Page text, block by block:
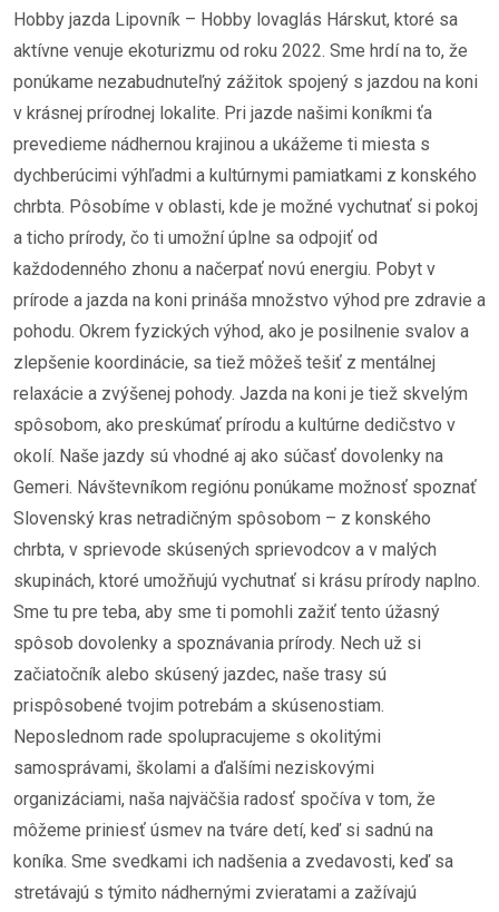
Hobby jazda Lipovník – Hobby lovaglás Hárskut, ktoré sa
aktívne venuje ekoturizmu od roku 2022. Sme hrdí na to, že
ponúkame nezabudnuteľný zážitok spojený s jazdou na koni
v krásnej prírodnej lokalite. Pri jazde našimi koníkmi ťa
prevedieme nádhernou krajinou a ukážeme ti miesta s
dychberúcimi výhľadmi a kultúrnymi pamiatkami z konského
chrbta. Pôsobíme v oblasti, kde je možné vychutnať si pokoj
a ticho prírody, čo ti umožní úplne sa odpojiť od
každodenného zhonu a načerpať novú energiu. Pobyt v
prírode a jazda na koni prináša množstvo výhod pre zdravie a
pohodu. Okrem fyzických výhod, ako je posilnenie svalov a
zlepšenie koordinácie, sa tiež môžeš tešiť z mentálnej
relaxácie a zvýšenej pohody. Jazda na koni je tiež skvelým
spôsobom, ako preskúmať prírodu a kultúrne dedičstvo v
okolí. Naše jazdy sú vhodné aj ako súčasť dovolenky na
Gemeri. Návštevníkom regiónu ponúkame možnosť spoznať
Slovenský kras netradičným spôsobom – z konského
chrbta, v sprievode skúsených sprievodcov a v malých
skupinách, ktoré umožňujú vychutnať si krásu prírody naplno.
Sme tu pre teba, aby sme ti pomohli zažiť tento úžasný
spôsob dovolenky a spoznávania prírody. Nech už si
začiatočník alebo skúsený jazdec, naše trasy sú
prispôsobené tvojim potrebám a skúsenostiam.
Neposlednom rade spolupracujeme s okolitými
samosprávami, školami a ďalšími neziskovými
organizáciami, naša najväčšia radosť spočíva v tom, že
môžeme priniesť úsmev na tváre detí, keď si sadnú na
koníka. Sme svedkami ich nadšenia a zvedavosti, keď sa
stretávajú s týmito nádhernými zvieratami a zažívajú